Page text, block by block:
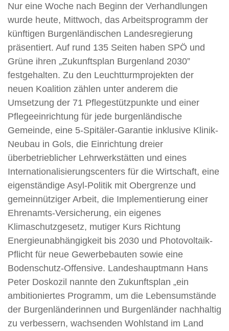
Nur eine Woche nach Beginn der Verhandlungen
wurde heute, Mittwoch, das Arbeitsprogramm der
künftigen Burgenländischen Landesregierung
präsentiert. Auf rund 135 Seiten haben SPÖ und
Grüne ihren „Zukunftsplan Burgenland 2030”
festgehalten. Zu den Leuchtturmprojekten der
neuen Koalition zählen unter anderem die
Umsetzung der 71 Pflegestützpunkte und einer
Pflegeeinrichtung für jede burgenländische
Gemeinde, eine 5-Spitäler-Garantie inklusive Klinik-
Neubau in Gols, die Einrichtung dreier
überbetrieblicher Lehrwerkstätten und eines
Internationalisierungscenters für die Wirtschaft, eine
eigenständige Asyl-Politik mit Obergrenze und
gemeinnütziger Arbeit, die Implementierung einer
Ehrenamts-Versicherung, ein eigenes
Klimaschutzgesetz, mutiger Kurs Richtung
Energieunabhängigkeit bis 2030 und Photovoltaik-
Pflicht für neue Gewerbebauten sowie eine
Bodenschutz-Offensive. Landeshauptmann Hans
Peter Doskozil nannte den Zukunftsplan „ein
ambitioniertes Programm, um die Lebensumstände
der Burgenländerinnen und Burgenländer nachhaltig
zu verbessern, wachsenden Wohlstand im Land